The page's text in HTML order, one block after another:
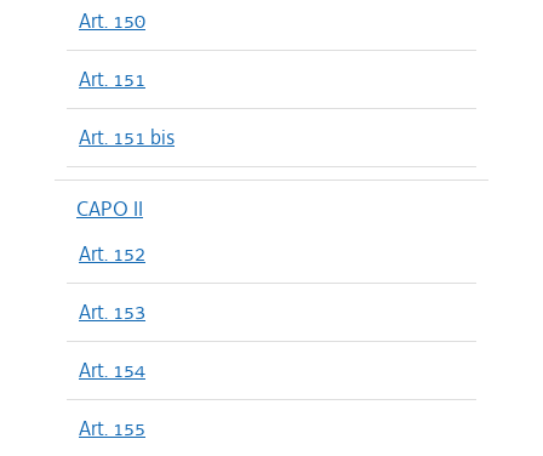
Art. 150
Art. 151
Art. 151 bis
CAPO II
Art. 152
Art. 153
Art. 154
Art. 155